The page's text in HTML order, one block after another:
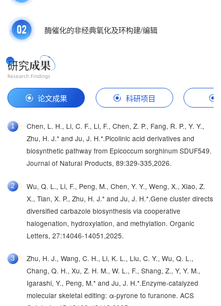
02 酶催化的非经典氧化及环构建/编辑
研究成果
Research Findings
论文成果 科研项目
1
Chen, L. H., Li, C. F., Li, F., Chen, Z. P., Fang, R. P., Y. Y.,
Zhu, H. J.* and Ju, J. H.*.Picolinic acid derivatives and
biosynthetic pathway from Epicoccum sorghinum SDUF549.
Journal of Natural Products, 89:329-335,2026.
2
Wu, Q. L., Li, F., Peng, M., Chen, Y. Y., Weng, X., Xiao, Z.
X., Tian, X. P., Zhu, H. J.* and Ju, J. H.*.Gene cluster directs
diversified carbazole biosynthesis via cooperative
halogenation, hydroxylation, and methylation. Organic
Letters, 27:14046-14051,2025.
3
Zhu, H. J., Wang, C. H., Li, K. L., Liu, C. Y., Wu, Q. L.,
Chang, Q. H., Xu, Z. H. M., W. L., F., Shang, Z., Y, Y. M.,
Igarashi, Y., Peng, M.* and Ju, J. H.*.Enzyme-catalyzed
molecular skeletal editing: α-pyrone to furanone. ACS
1 国家自然科学基金-面上
中国博士后科学基金-面上项目（一等资助）
国家自然科学基金-青年基金
山东省博士后创新专项（一等资助）
1 一种芳香聚酮类化合物及其制备方法和应用
一种吲哚类化合物Plancyindole E及其制备方法